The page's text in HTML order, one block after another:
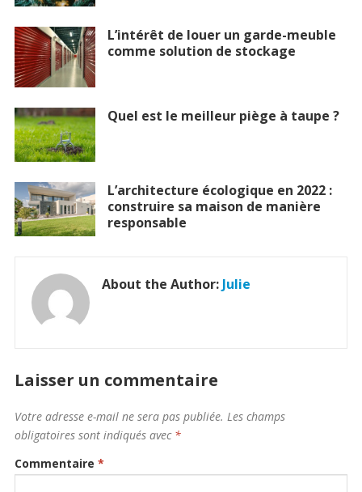
L’intérêt de louer un garde-meuble
comme solution de stockage
Quel est le meilleur piège à taupe ?
L’architecture écologique en 2022 :
construire sa maison de manière
responsable
About the Author: Julie
Laisser un commentaire
Votre adresse e-mail ne sera pas publiée. Les champs
obligatoires sont indiqués avec *
Commentaire *